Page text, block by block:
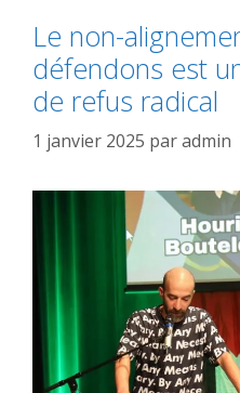
Le non-
défendons est
de refus radical
1 janvier 2025 paradmin